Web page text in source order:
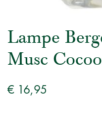
Lampe
Musc
€ 16,95